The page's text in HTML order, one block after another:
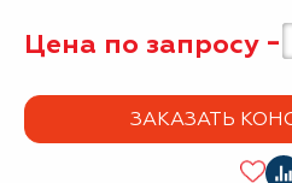
Цена по запросу -
ЗАКАЗАТЬ